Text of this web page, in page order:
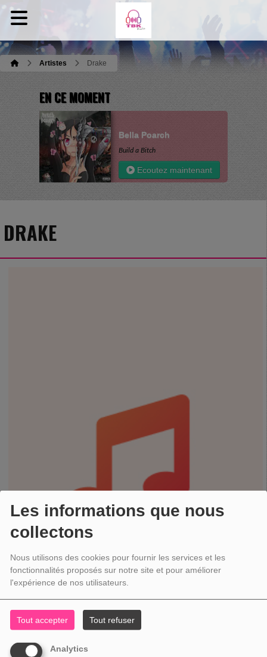
Les informations que nous
collectons
Nous utilisons des cookies pour fournir les services et les
fonctionnalités proposés sur notre site et pour améliorer
l'expérience de nos utilisateurs.
Tout accepter Tout refuser
Analytics
Artistes Drake
EN CE MOMENT
Bella Poarch
Build a Bitch
Ecoutez maintenant
DRAKE